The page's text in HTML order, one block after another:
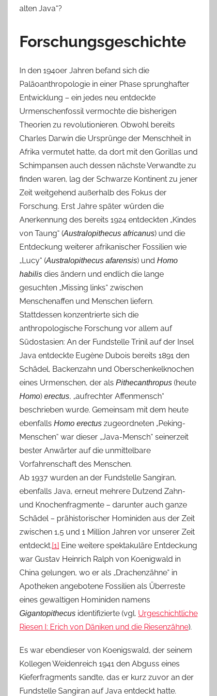
alten Java“?
Forschungsgeschichte
In den 1940er Jahren befand sich die
Paläoanthropologie in einer Phase sprunghafter
Entwicklung – ein jedes neu entdeckte
Urmenschenfossil vermochte die bisherigen
Theorien zu revolutionieren. Obwohl bereits
Charles Darwin die Ursprünge der Menschheit in
Afrika vermutet hatte, da dort mit den Gorillas und
Schimpansen auch dessen nächste Verwandte zu
finden waren, lag der Schwarze Kontinent zu jener
Zeit weitgehend außerhalb des Fokus der
Forschung. Erst Jahre später würden die
Anerkennung des bereits 1924 entdeckten „Kindes
von Taung“ (Australopithecus africanus) und die
Entdeckung weiterer afrikanischer Fossilien wie
„Lucy“ (Australopithecus afarensis) und Homo
habilis dies ändern und endlich die lange
gesuchten „Missing links“ zwischen
Menschenaffen und Menschen liefern.
Stattdessen konzentrierte sich die
anthropologische Forschung vor allem auf
Südostasien: An der Fundstelle Trinil auf der Insel
Java entdeckte Eugène Dubois bereits 1891 den
Schädel, Backenzahn und Oberschenkelknochen
eines Urmenschen, der als Pithecanthropus (heute
Homo) erectus, „aufrechter Affenmensch“
beschrieben wurde. Gemeinsam mit dem heute
ebenfalls Homo erectus zugeordneten „Peking-
Menschen“ war dieser „Java-Mensch“ seinerzeit
bester Anwärter auf die unmittelbare
Vorfahrenschaft des Menschen.
Ab 1937 wurden an der Fundstelle Sangiran,
ebenfalls Java, erneut mehrere Dutzend Zahn-
und Knochenfragmente – darunter auch ganze
Schädel – prähistorischer Hominiden aus der Zeit
zwischen 1,5 und 1 Million Jahren vor unserer Zeit
entdeckt.[1] Eine weitere spektakuläre Entdeckung
war Gustav Heinrich Ralph von Koenigwald in
China gelungen, wo er als „Drachenzähne“ in
Apotheken angebotene Fossilien als Überreste
eines gewaltigen Hominiden namens
Gigantopithecus identifizierte (vgl. Urgeschichtliche
Riesen I: Erich von Däniken und die Riesenzähne).
Es war ebendieser von Koenigswald, der seinem
Kollegen Weidenreich 1941 den Abguss eines
Kieferfragments sandte, das er kurz zuvor an der
Fundstelle Sangiran auf Java entdeckt hatte.